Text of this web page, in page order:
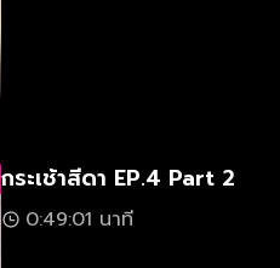
กระเช้าสีดา EP.4 Part 2
0:49:01 นาที